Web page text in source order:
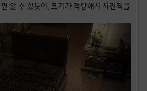
알 수 있듯이, 크기가 적당해서 사진찍을